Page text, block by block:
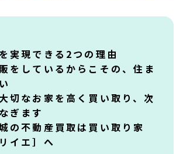
買取Q&A
ポリシー
実現できる2つの理由
をしているからこその、住ま
切なお家を高く買い取り、次
ぎます
の不動産買取は買い取り家
イエ］へ